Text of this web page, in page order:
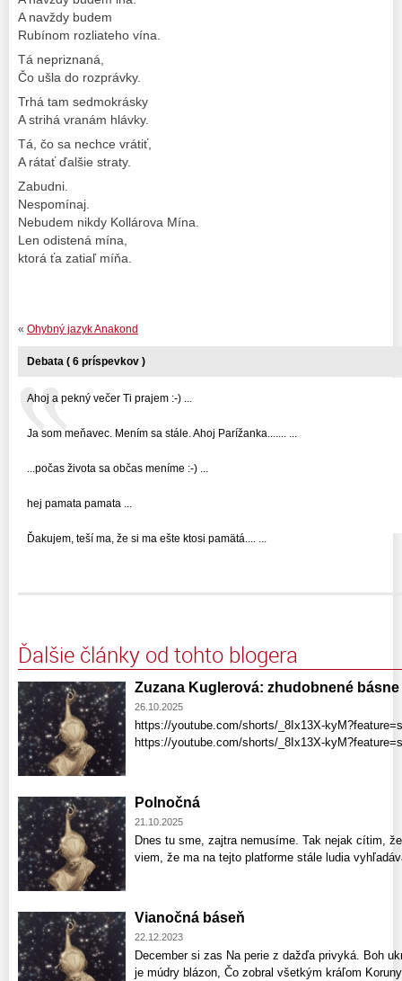
A navždy budem
Rubínom rozliateho vína.
Tá nepriznaná,
Čo ušla do rozprávky.
Trhá tam sedmokrásky
A strihá vranám hlávky.
Tá, čo sa nechce vrátiť,
A rátať ďalšie straty.
Zabudni.
Nespomínaj.
Nebudem nikdy Kollárova Mína.
Len odistená mína,
ktorá ťa zatiaľ míňa.
« Ohybný jazyk Anakond
Debata ( 6 príspevkov )
Ahoj a pekný večer Ti prajem :-) ...
Ja som meňavec. Mením sa stále. Ahoj Parížanka....... ...
...počas života sa občas meníme :-) ...
hej pamata pamata ...
Ďakujem, teší ma, že si ma ešte ktosi pamätá.... ...
Ďalšie články od tohto blogera
Zuzana Kuglerová: zhudobnené básne
26.10.2025
https://youtube.com/shorts/_8Ix13X-
https://youtube.com/shorts/_8Ix13X-
Polnočná
21.10.2025
Dnes tu sme, zajtra nemusíme. Tak nejak cítim,
viem, že ma na tejto platforme stále ludia
Vianočná báseň
22.12.2023
December si zas Na perie z dažďa privyká. Boh
je múdry blázon, Čo zobral všetkým kráľom